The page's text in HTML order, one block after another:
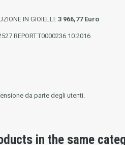
IN GIOIELLI: 3 966,77 Euro
da parte degli utenti.
in the same